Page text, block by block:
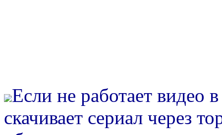
Если не работает видео
скачивает сериал через